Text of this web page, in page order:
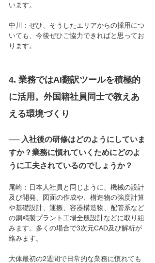
います。
中川：ぜひ、そうしたエリアからの採用につ
いても、今後ぜひご協力できればと思ってお
ります。
4. 業務ではAI翻訳ツールを積極的
に活用。外国籍社員同士で教えあ
える環境づくり
── 入社後の研修はどのようにしていま
すか？業務に慣れていくためにどのよ
うに工夫されているのでしょうか？
尾崎：日本人社員と同じように、機械の設計
及び開発、図面の作成や、構造物の強度計算
や基礎設計、運搬、容器構造物、配管系など
の銅精製プラント工場全般設計などに取り組
みます。多くの場合で3次元CAD及び解析が
絡みます。
大体最初の2週間で日常的な業務に慣れても